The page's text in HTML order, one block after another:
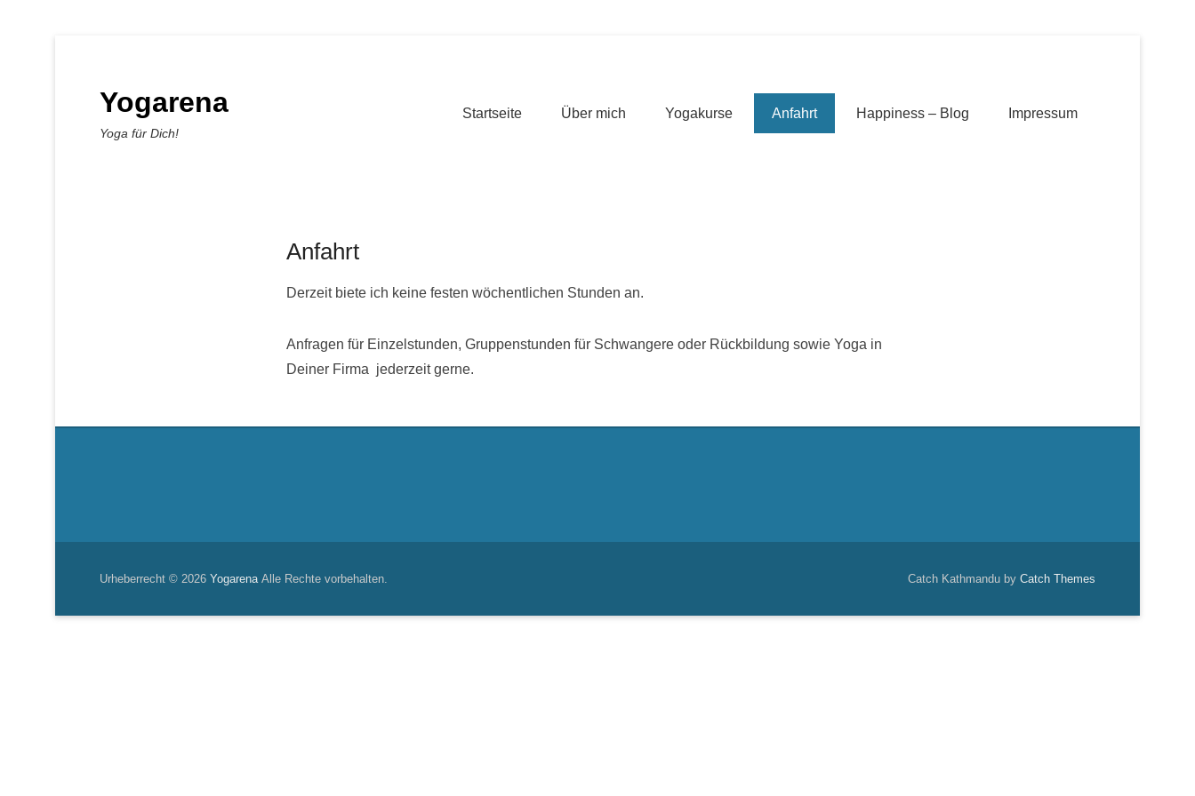
Yogarena
Yoga für Dich!
Primäres Menü
Zum Inhalt wechseln
Startseite Über mich Yogakurse Anfahrt Happiness – Blog Impressum
Anfahrt
Derzeit biete ich keine festen wöchentlichen Stunden an.
Anfragen für Einzelstunden, Gruppenstunden für Schwangere oder Rückbildung sowie Yoga in
Deiner Firma jederzeit gerne.
Urheberrecht © 2026 YogarenaAlle Rechte vorbehalten. Catch Kathmandu by Catch Themes